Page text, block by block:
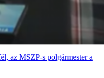
az MSZP-s polgármester a